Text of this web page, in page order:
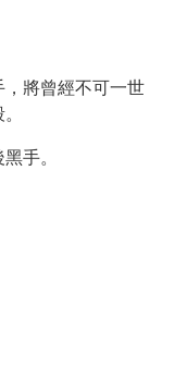
將曾經不可一世
手。